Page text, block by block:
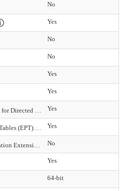
No
Yes
No
No
Yes
Yes
英特尔 Virtualization Technology for Directed I/O (VT-d) * Yes
英特尔 VT-x with Extended Page Tables (EPT) * Yes
英特尔 Transactional Synchronization Extensions – New Instructions (英特尔 TSX-NI) No
Yes
64-bit